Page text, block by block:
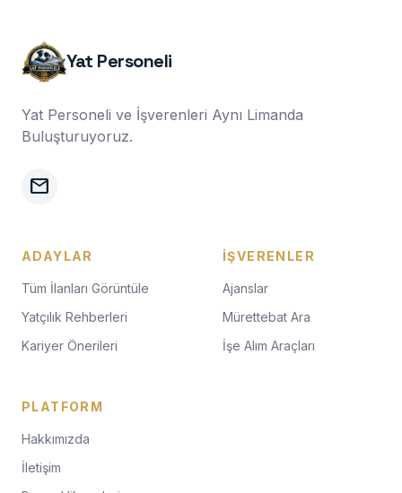
Yat Personeli
Yat Personeli ve İşverenleri Aynı Limanda
Buluşturuyoruz.
mail
ADAYLAR
Tüm İlanları Görüntüle
Yatçılık Rehberleri
Kariyer Önerileri
İŞVERENLER
Ajanslar
Mürettebat Ara
İşe Alım Araçları
PLATFORM
Hakkımızda
İletişim